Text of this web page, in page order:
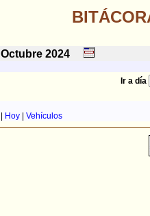
Octubre 2024
Ir a día
Hoy Vehículos